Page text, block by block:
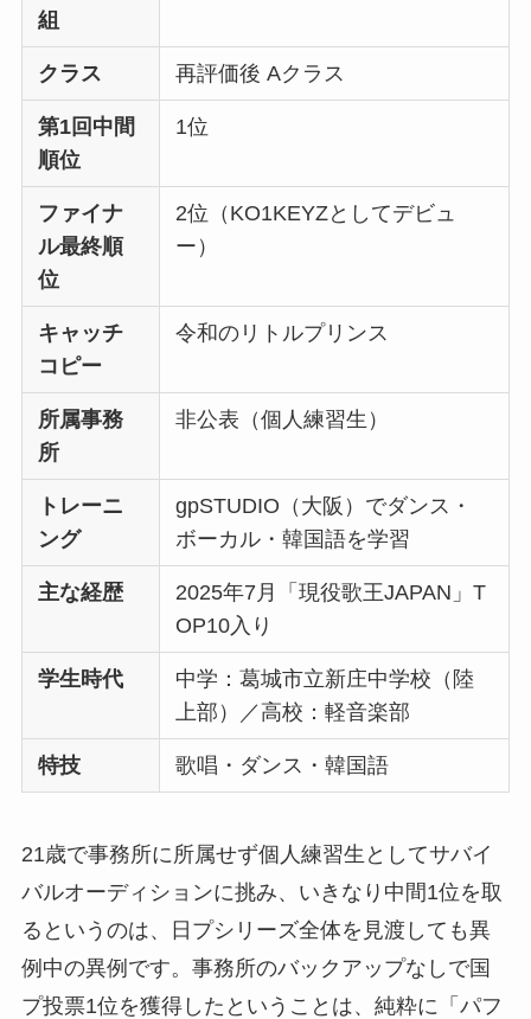
組
クラス 再評価後 Aクラス
第1回中間
順位
1位
ファイナ
ル最終順
位
2位（KO1KEYZとしてデビュ
ー）
キャッチ
コピー
令和のリトルプリンス
所属事務
所
非公表（個人練習生）
トレーニ
ング
gpSTUDIO（大阪）でダンス・
ボーカル・韓国語を学習
主な経歴
2025年7月「現役歌王JAPAN」T
OP10入り
学生時代
中学：葛城市立新庄中学校（陸
上部）／高校：軽音楽部
特技 歌唱・ダンス・韓国語
21歳で事務所に所属せず個人練習生としてサバイ
バルオーディションに挑み、いきなり中間1位を取
るというのは、日プシリーズ全体を見渡しても異
例中の異例です。事務所のバックアップなしで国
プ投票1位を獲得したということは、純粋に「パフ